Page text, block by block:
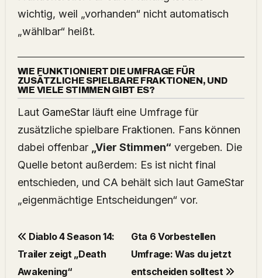
wichtig, weil „vorhanden“ nicht automatisch
„wählbar“ heißt.
WIE FUNKTIONIERT DIE UMFRAGE FÜR
ZUSÄTZLICHE SPIELBARE FRAKTIONEN, UND
WIE VIELE STIMMEN GIBT ES?
Laut GameStarläuft eine Umfrage für
zusätzliche spielbare Fraktionen. Fans können
dabei offenbar „Vier Stimmen“ vergeben. Die
Quelle betont außerdem: Es ist nicht final
entschieden, und CA behält sich laut GameStar
„eigenmächtige Entscheidungen“ vor.
Diablo 4 Season 14:
Trailer zeigt „Death
Awakening“
Gta 6 Vorbestellen
Umfrage: Was du jetzt
entscheiden solltest